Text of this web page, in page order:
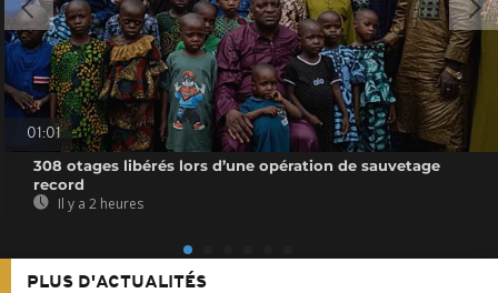
01:01
308 otages libérés lors d’une opération de sauvetage
record
Il y a 2 heures
PLUS D'ACTUALITÉS